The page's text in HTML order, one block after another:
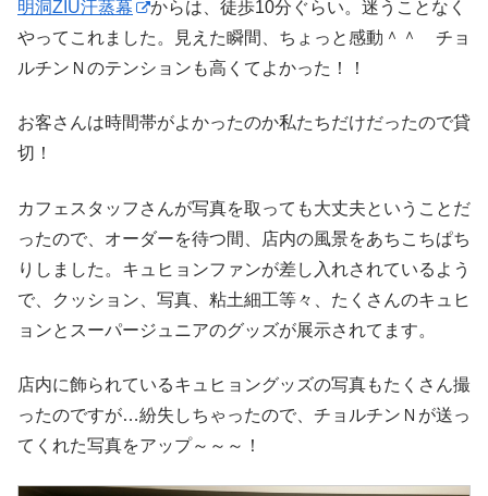
明洞ZIU汗蒸幕
からは、徒歩10分ぐらい。迷うことなく
やってこれました。見えた瞬間、ちょっと感動＾＾ チョ
ルチンＮのテンションも高くてよかった！！
お客さんは時間帯がよかったのか私たちだけだったので貸
切！
カフェスタッフさんが写真を取っても大丈夫ということだ
ったので、オーダーを待つ間、店内の風景をあちこちぱち
りしました。キュヒョンファンが差し入れされているよう
で、クッション、写真、粘土細工等々、たくさんのキュヒ
ョンとスーパージュニアのグッズが展示されてます。
店内に飾られているキュヒョングッズの写真もたくさん撮
ったのですが…紛失しちゃったので、チョルチンＮが送っ
てくれた写真をアップ～～～！